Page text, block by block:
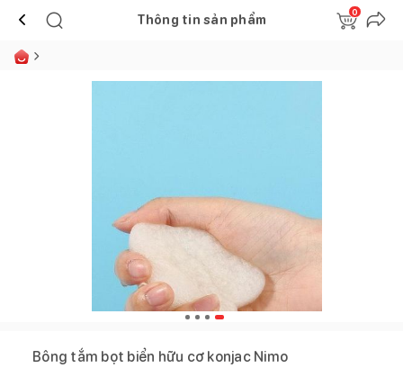
Thông tin sản phẩm
0
Bông tắm bọt biển hữu cơ konjac Nimo